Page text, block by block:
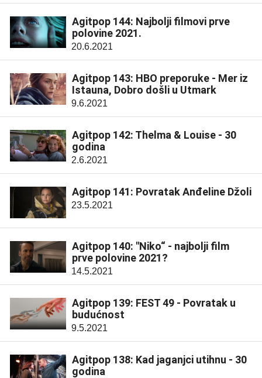
Agitpop 144: Najbolji filmovi prve
polovine 2021.
20.6.2021
Agitpop 143: HBO preporuke - Mer iz
Istauna, Dobro došli u Utmark
9.6.2021
Agitpop 142: Thelma & Louise - 30
godina
2.6.2021
Agitpop 141: Povratak Anđeline Džoli
23.5.2021
Agitpop 140: "Niko“ - najbolji film
prve polovine 2021?
14.5.2021
Agitpop 139: FEST 49 - Povratak u
budućnost
9.5.2021
Agitpop 138: Kad jaganjci utihnu - 30
godina